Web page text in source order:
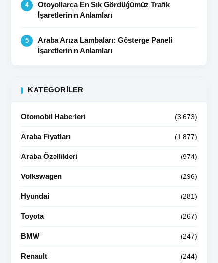
Otoyollarda En Sık Gördüğümüz Trafik
İşaretlerinin Anlamları
Araba Arıza Lambaları: Gösterge Paneli
İşaretlerinin Anlamları
KATEGORILER
Otomobil Haberleri (3.673)
Araba Fiyatları (1.877)
Araba Özellikleri (974)
Volkswagen (296)
Hyundai (281)
Toyota (267)
BMW (247)
Renault (244)